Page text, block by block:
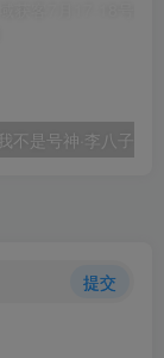
提交